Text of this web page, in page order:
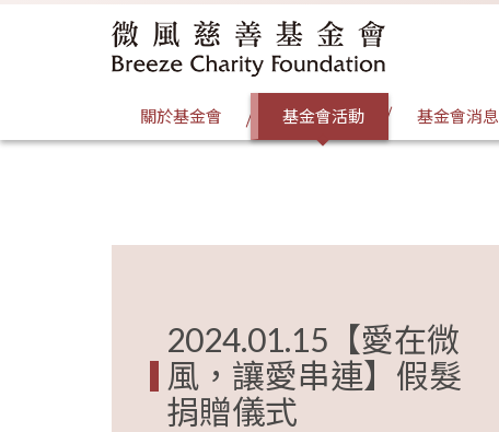
關於基金會 基金會活動 基金會消息
2024.01.15【愛在微
風，讓愛串連】假髮
捐贈儀式